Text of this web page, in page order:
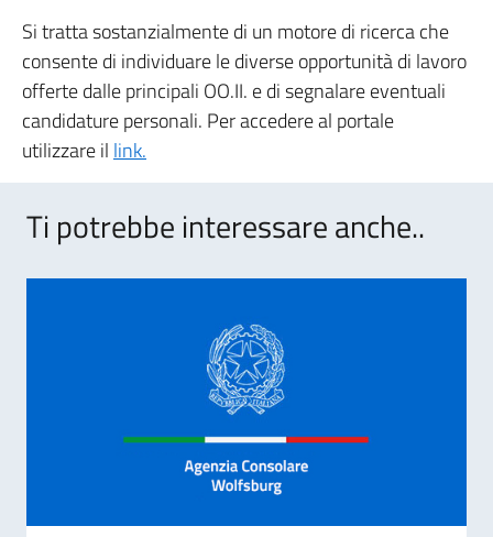
Si tratta sostanzialmente di un motore di ricerca che
consente di individuare le diverse opportunità di lavoro
offerte dalle principali OO.II. e di segnalare eventuali
candidature personali. Per accedere al portale
utilizzare il link.
Ti potrebbe interessare anche..